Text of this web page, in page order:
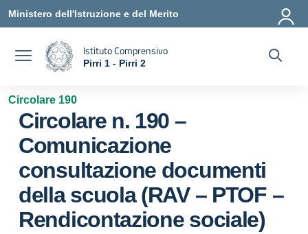
Vai ai contenuti
Vai al menu di navigazione
Vai al footer
Ministero dell'Istruzione e del Merito
Istituto Comprensivo
Pirri 1 - Pirri 2
Circolare 190
Circolare n. 190 –
Comunicazione
consultazione documenti
della scuola (RAV – PTOF –
Rendicontazione sociale)